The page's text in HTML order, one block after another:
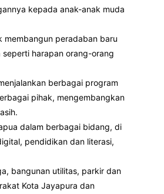
kepada anak-anak muda
membangun peradaban baru
harapan orang-orang
berbagai program
pihak, mengembangkan
dalam berbagai bidang, di
pendidikan dan literasi,
bangunan utilitas, parkir dan
Kota Jayapura dan